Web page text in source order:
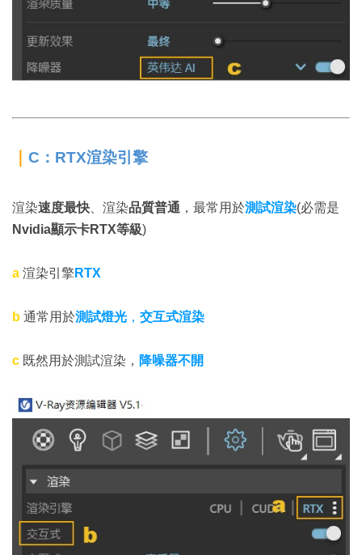
C：RTX渲染引擎
渲染速度最快 、渲染品質普通 ，最常用於測試渲染(必需是
Nvidia顯示卡RTX等級)
a 渲染引擎 RTX
b 通常用於測試燈光 ， 交互式渲染
c 既然用於測試渲染， 降噪器不開